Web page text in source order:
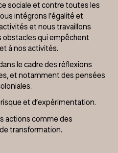
sociale et contre toutes les
intégrons l’égalité et
et nous travaillons
qui empêchent
à nos activités.
le cadre des réflexions
et notamment des pensées
et d’expérimentation.
actions comme des
transformation.